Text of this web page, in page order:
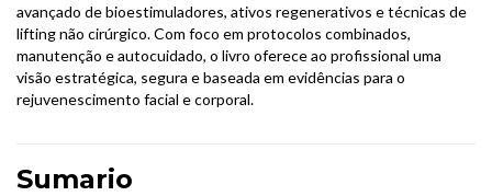
avançado de bioestimuladores, ativos regenerativos e técnicas de
lifting não cirúrgico. Com foco em protocolos combinados,
manutenção e autocuidado, o livro oferece ao profissional uma
visão estratégica, segura e baseada em evidências para o
rejuvenescimento facial e corporal.
Sumario